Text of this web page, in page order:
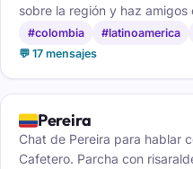
sobre la región y haz amigos
#colombia #latinoamerica
💬 17 mensajes
🇨🇴Pereira
Chat de Pereira para hablar
Cafetero. Parcha con